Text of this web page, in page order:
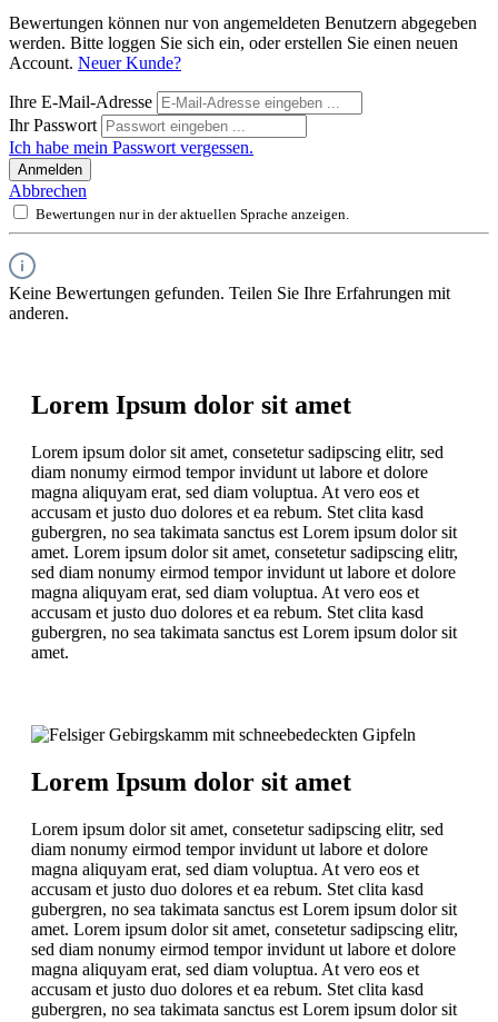
Bewertungen können nur von angemeldeten Benutzern abgegeben
werden. Bitte loggen Sie sich ein, oder erstellen Sie einen neuen
Account. Neuer Kunde?
Ihre E-Mail-Adresse
Ihr Passwort
Ich habe mein Passwort vergessen.
Anmelden
Abbrechen
Bewertungen nur in der aktuellen Sprache anzeigen.
Keine Bewertungen gefunden. Teilen Sie Ihre Erfahrungen mit
anderen.
Lorem Ipsum dolor sit amet
Lorem ipsum dolor sit amet, consetetur sadipscing elitr, sed
diam nonumy eirmod tempor invidunt ut labore et dolore
magna aliquyam erat, sed diam voluptua. At vero eos et
accusam et justo duo dolores et ea rebum. Stet clita kasd
gubergren, no sea takimata sanctus est Lorem ipsum dolor sit
amet. Lorem ipsum dolor sit amet, consetetur sadipscing elitr,
sed diam nonumy eirmod tempor invidunt ut labore et dolore
magna aliquyam erat, sed diam voluptua. At vero eos et
accusam et justo duo dolores et ea rebum. Stet clita kasd
gubergren, no sea takimata sanctus est Lorem ipsum dolor sit
amet.
Lorem Ipsum dolor sit amet
Lorem ipsum dolor sit amet, consetetur sadipscing elitr, sed
diam nonumy eirmod tempor invidunt ut labore et dolore
magna aliquyam erat, sed diam voluptua. At vero eos et
accusam et justo duo dolores et ea rebum. Stet clita kasd
gubergren, no sea takimata sanctus est Lorem ipsum dolor sit
amet. Lorem ipsum dolor sit amet, consetetur sadipscing elitr,
sed diam nonumy eirmod tempor invidunt ut labore et dolore
magna aliquyam erat, sed diam voluptua. At vero eos et
accusam et justo duo dolores et ea rebum. Stet clita kasd
gubergren, no sea takimata sanctus est Lorem ipsum dolor sit